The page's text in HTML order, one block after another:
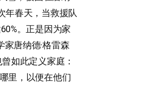
年春天，当救援队
。正是因为家
唐纳德·格雷森
如此定义家庭：
里，以便在他们